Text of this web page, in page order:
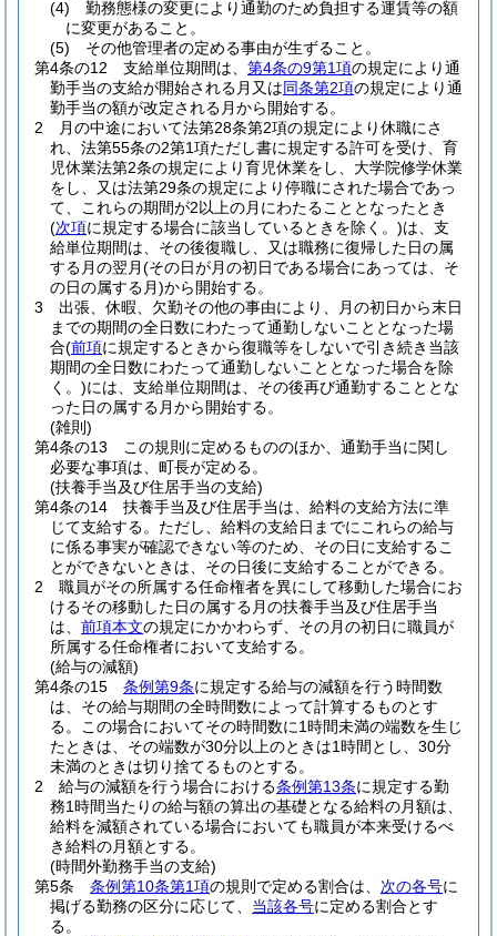
(4)
勤務態様の変更により通勤のため負担する運賃等の額
に変更があること。
(5)
その他管理者の定める事由が生ずること。
第4条の12
支給単位期間は、 第4条の9第1項の規定により通
勤手当の支給が開始される月又は同条第2項の規定により通
勤手当の額が改定される月から開始する。
2
月の中途において法第28条第2項の規定により休職にさ
れ、法第55条の2第1項ただし書に規定する許可を受け、育
児休業法第2条の規定により育児休業をし、大学院修学休業
をし、又は法第29条の規定により停職にされた場合であっ
て、これらの期間が2以上の月にわたることとなったとき
(次項に規定する場合に該当しているときを除く。)は、支
給単位期間は、その後復職し、又は職務に復帰した日の属
する月の翌月(その日が月の初日である場合にあっては、そ
の日の属する月)から開始する。
3
出張、休暇、欠勤その他の事由により、月の初日から末日
までの期間の全日数にわたって通勤しないこととなった場
合(前項に規定するときから復職等をしないで引き続き当該
期間の全日数にわたって通勤しないこととなった場合を除
く。)には、支給単位期間は、その後再び通勤することとな
った日の属する月から開始する。
(雑則)
第4条の13
この規則に定めるもののほか、通勤手当に関し
必要な事項は、町長が定める。
(扶養手当及び住居手当の支給)
第4条の14
扶養手当及び住居手当は、給料の支給方法に準
じて支給する。 ただし、給料の支給日までにこれらの給与
に係る事実が確認できない等のため、その日に支給するこ
とができないときは、その日後に支給することができる。
2
職員がその所属する任命権者を異にして移動した場合にお
けるその移動した日の属する月の扶養手当及び住居手当
は、 前項本文の規定にかかわらず、その月の初日に職員が
所属する任命権者において支給する。
(給与の減額)
第4条の15
条例第9条に規定する給与の減額を行う時間数
は、その給与期間の全時間数によって計算するものとす
る。
この場合においてその時間数に1時間未満の端数を生じ
たときは、その端数が30分以上のときは1時間とし、30分
未満のときは切り捨てるものとする。
2
給与の減額を行う場合における条例第13条に規定する勤
務1時間当たりの給与額の算出の基礎となる給料の月額は、
給料を減額されている場合においても職員が本来受けるべ
き給料の月額とする。
(時間外勤務手当の支給)
第5条
条例第10条第1項の規則で定める割合は、 次の各号に
掲げる勤務の区分に応じて、 当該各号に定める割合とす
る。